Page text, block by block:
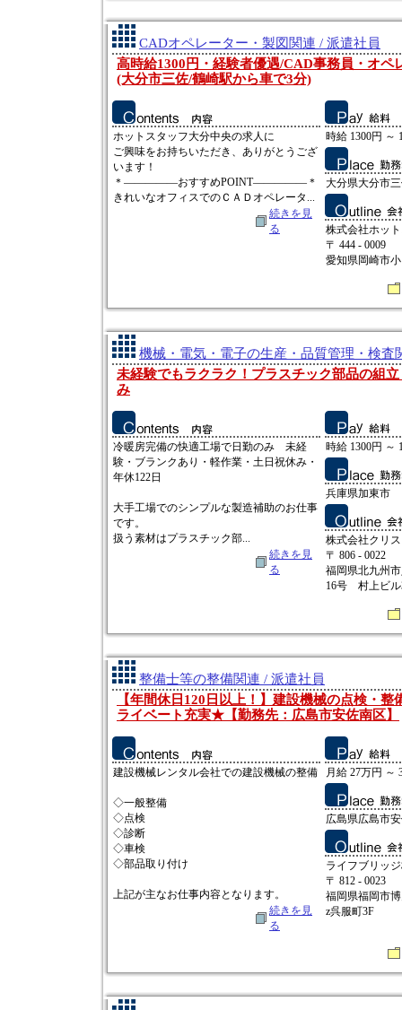
CADオペレーター・製図関連 / 派遣社員
高時給1300円・経験者優遇/CAD事務員・オペ
(大分市三佐/鶴崎駅から車で3分)
ホットスタッフ大分中央の求人に
ご興味をお持ちいただき、ありがとうござ
います！
＊―――――おすすめPOINT―――――＊
きれいなオフィスでのＣＡＤオペレータ...
続きを見
る
時給 1300円 ～
大分県大分市
株式会社ホッ
〒 444 - 0009
愛知県岡崎市
機械・電気・電子の生産・品質管理・検査
未経験でもラクラク！プラスチック部品の組
み
冷暖房完備の快適工場で日勤のみ 未経
験・ブランクあり・軽作業・土日祝休み・
年休122日
大手工場でのシンプルな製造補助のお仕事
です。
扱う素材はプラスチック部...
続きを見
る
時給 1300円 ～
兵庫県加東市
株式会社クリ
〒 806 - 0022
福岡県北九州
16号 村上ビル
整備士等の整備関連 / 派遣社員
【年間休日120日以上！】建設機械の点検・
ライベート充実★【勤務先：広島市安佐南区】
建設機械レンタル会社での建設機械の整備
◇一般整備
◇点検
◇診断
◇車検
◇部品取り付け
上記が主なお仕事内容となります。
続きを見
る
月給 27万円 ～
広島県広島市
ライフブリッ
〒 812 - 0023
福岡県福岡市
z呉服町3F